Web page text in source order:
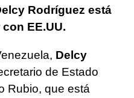
Rodríguez está
EE.UU.
Delcy
de Estado
Rubio, que está